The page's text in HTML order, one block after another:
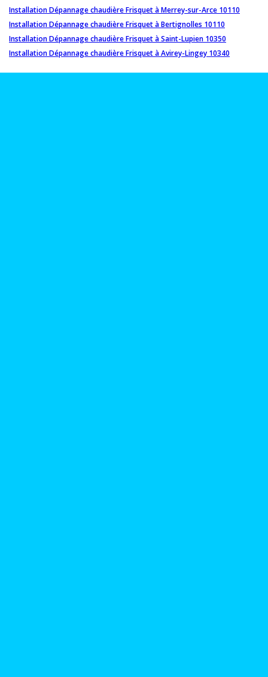
Installation Dépannage chaudière Frisquet à Merrey-sur-Arce 10110
Installation Dépannage chaudière Frisquet à Bertignolles 10110
Installation Dépannage chaudière Frisquet à Saint-Lupien 10350
Installation Dépannage chaudière Frisquet à Avirey-Lingey 10340